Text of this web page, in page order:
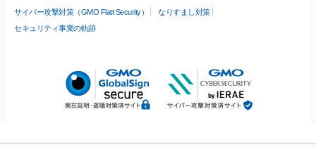
サイバー攻撃対策（GMO Flatt Security）
なりすまし対策
セキュリティ事業の軌跡